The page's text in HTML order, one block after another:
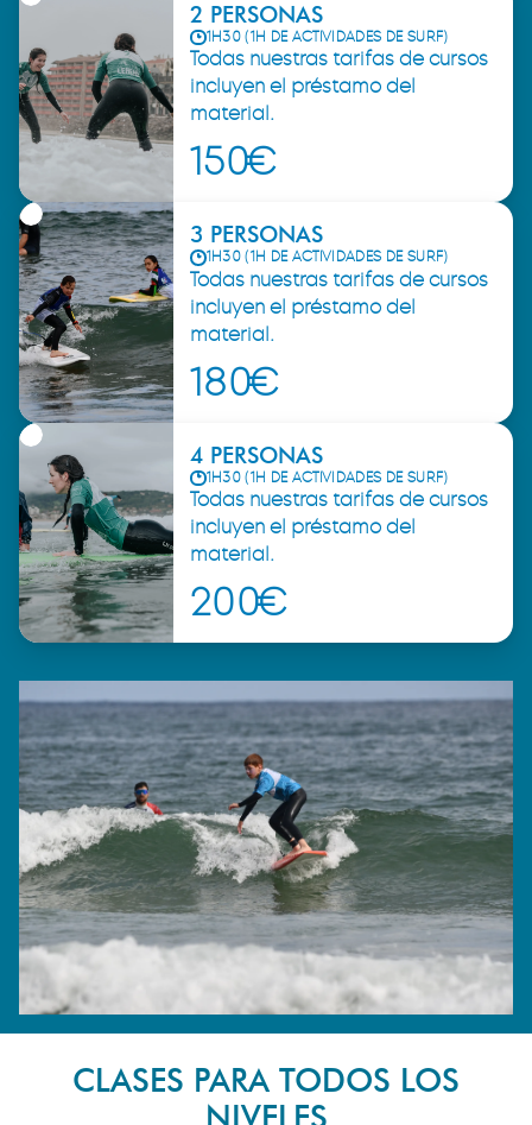
2 PERSONAS
1H30 (1H DE ACTIVIDADES DE SURF)
Todas nuestras tarifas de cursos
incluyen el préstamo del
material.
150€
3 PERSONAS
1H30 (1H DE ACTIVIDADES DE SURF)
Todas nuestras tarifas de cursos
incluyen el préstamo del
material.
180€
4 PERSONAS
1H30 (1H DE ACTIVIDADES DE SURF)
Todas nuestras tarifas de cursos
incluyen el préstamo del
material.
200€
CLASES PARA TODOS LOS